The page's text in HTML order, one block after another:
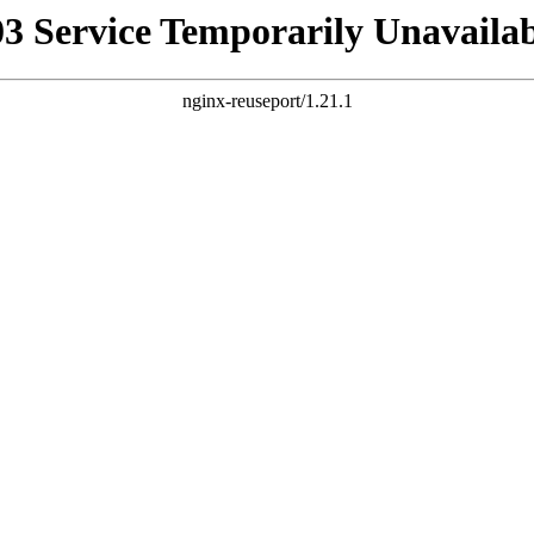
Service Temporarily
nginx-reuseport/1.21.1